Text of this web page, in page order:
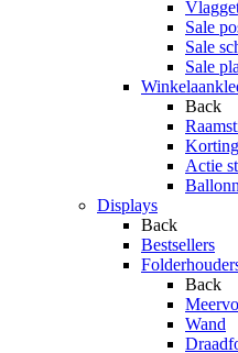
Sale
Sale
Sale
Back
Actie
Displays
Back
Bestsellers
Back
Wand